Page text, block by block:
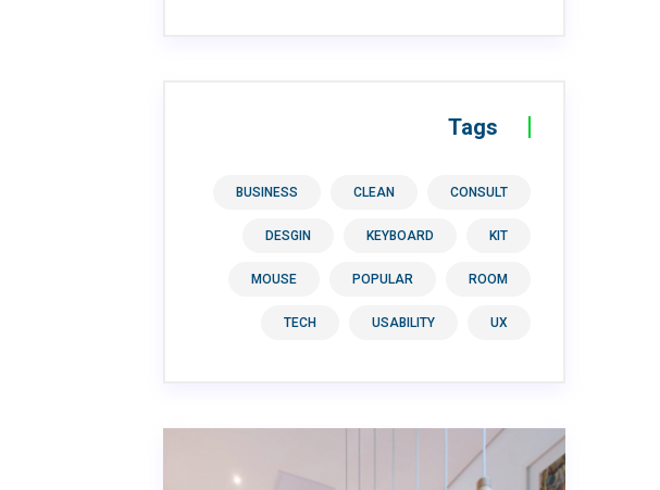
Tags
BUSINESS CLEAN CONSULT
DESGIN KEYBOARD KIT
MOUSE POPULAR ROOM
TECH USABILITY UX